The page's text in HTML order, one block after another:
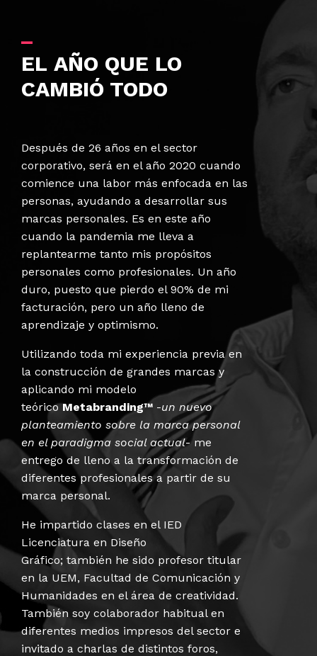
EL AÑO QUE LO
CAMBIÓ TODO
Después de 26 años en el sector
corporativo, será en el año 2020 cuando
comience una labor más enfocada en las
personas, ayudando a desarrollar sus
marcas personales. Es en este año
cuando la pandemia me lleva a
replantearme tanto mis propósitos
personales como profesionales. Un año
duro, puesto que pierdo el 90% de mi
facturación, pero un año lleno de
aprendizaje y optimismo.
Utilizando toda mi experiencia previa en
la construcción de grandes marcas y
aplicando mi modelo
teóricoMetabranding™ -un nuevo
planteamiento sobre la marca personal
en el paradigma social actual- me
entrego de lleno a la transformación de
diferentes profesionales a partir de su
marca personal.
He impartido clases en el IED
Licenciatura en Diseño
Gráfico; también he sido profesor titular
en la UEM, Facultad de Comunicación y
Humanidades en el área de creatividad.
También soy colaborador habitual en
diferentes medios impresos del sector e
invitado a charlas de distintos foros,